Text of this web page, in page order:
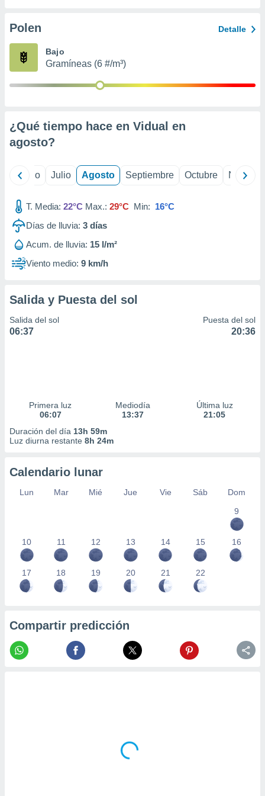
e
mediante
de
1199
Polen Detalle
Bajo
Gramíneas (6 #/m³)
¿Qué tiempo hace en Vidual en
agosto?
Junio Julio Agosto Septiembre Octubre
T. Media: 22°C Max.: 29°C Min: 16°C
Días de lluvia: 3 días
Acum. de lluvia: 15 l/m²
Viento medio: 9 km/h
Salida y Puesta del sol
Salida del sol
06:37
Puesta del sol
20:36
Primera luz
06:07
Mediodía
13:37
Última luz
21:05
Duración del día 13h 59m
Luz diurna restante 8h 24m
Calendario lunar
Lun Mar Mié Jue Vie Sáb
Dom
9
10 11 12 13 14 15 16
17 18 19 20 21 22
Compartir predicción